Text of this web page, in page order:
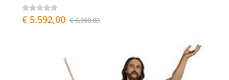
€ 5.592,00 € 6.990,00